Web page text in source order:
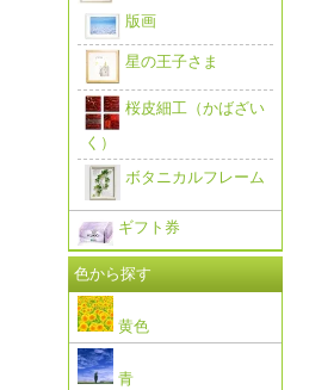
版画
星の王子さま
桜皮細工（かばざい
く）
ボタニカルフレーム
ギフト券
色から探す
黄色
青